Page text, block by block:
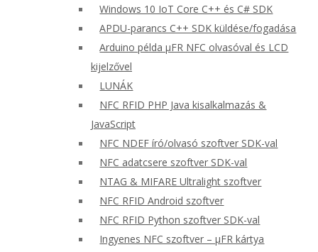
Windows 10 IoT Core C++ és C# SDK
APDU-parancs C++ SDK küldése/fogadása
Arduino példa μFR NFC olvasóval és LCD
kijelzővel
LUNÁK
NFC RFID PHP Java kisalkalmazás &
JavaScript
NFC NDEF író/olvasó szoftver SDK-val
NFC adatcsere szoftver SDK-val
NTAG & MIFARE Ultralight szoftver
NFC RFID Android szoftver
NFC RFID Python szoftver SDK-val
Ingyenes NFC szoftver – μFR kártya